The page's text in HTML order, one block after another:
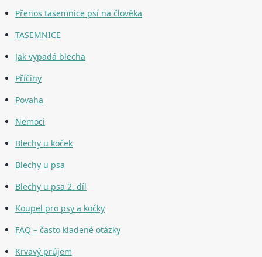
Přenos tasemnice psí na člověka
TASEMNICE
Jak vypadá blecha
Příčiny
Povaha
Nemoci
Blechy u koček
Blechy u psa
Blechy u psa 2. díl
Koupel pro psy a kočky
FAQ – často kladené otázky
Krvavý průjem